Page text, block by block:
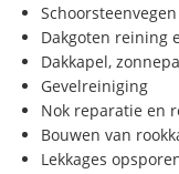
Dakgoten reining
Dakkapel,
Gevelreiniging
Nok reparatie en
Bouwen van
Lekkages